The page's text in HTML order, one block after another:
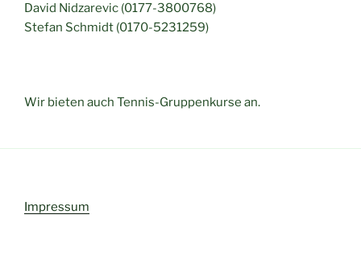
David Nidzarevic (0177-3800768)
Stefan Schmidt (0170-5231259)
Wir bieten auch Tennis-Gruppenkurse an.
Impressum